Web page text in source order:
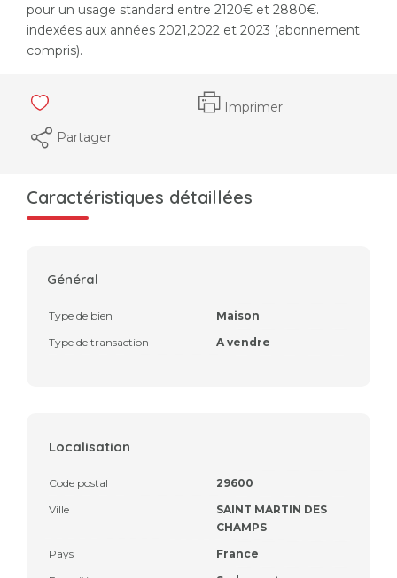
pour un usage standard entre 2120€ et 2880€.
indexées aux années 2021,2022 et 2023 (abonnement
compris).
Imprimer
Partager
Caractéristiques détaillées
Général
Type de bien
Maison
Type de transaction
A vendre
Localisation
Code postal
29600
Ville
SAINT MARTIN DES
CHAMPS
Pays
France